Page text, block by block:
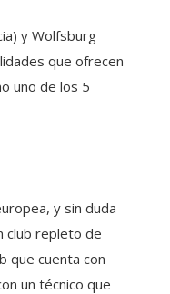
y Wolfsburg
que ofrecen
uno de los 5
y sin duda
club repleto de
que cuenta con
un técnico que